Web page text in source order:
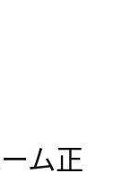
ム正